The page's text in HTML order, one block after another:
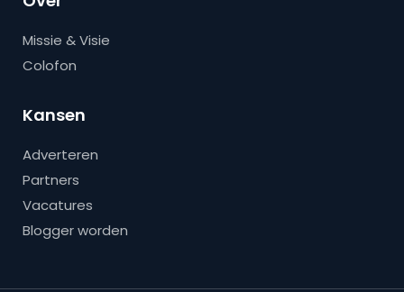
Missie & Visie
Colofon
Kansen
Adverteren
Partners
Vacatures
Blogger worden